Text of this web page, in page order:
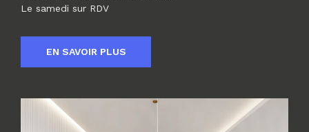
Le samedi sur RDV
EN SAVOIR PLUS